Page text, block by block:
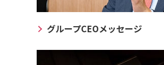
グループCEOメッセージ